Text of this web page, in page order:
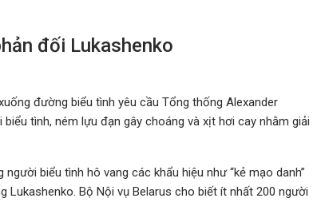
đối Lukashenko
đường biểu tình yêu cầu Tổng thống Alexander
tình, ném lựu đạn gây choáng và xịt hơi cay nhằm giải
biểu tình hô vang các khẩu hiệu như “kẻ mạo danh”
Lukashenko. Bộ Nội vụ Belarus cho biết ít nhất 200 người